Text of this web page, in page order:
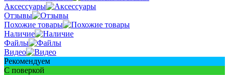
Аксессуары
Отзывы
Похожие товары
Наличие
Файлы
Видео
Рекомендуем
С поверкой